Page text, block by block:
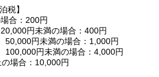
税】
合：200円
円未満の場合：400円
50,000円未満の場合：1,000円
100,000円未満の場合：4,000円
場合：10,000円